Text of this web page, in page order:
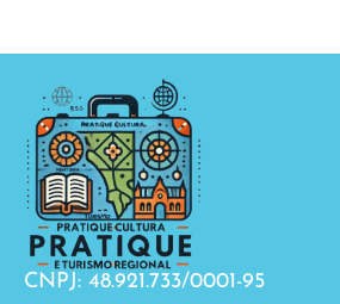
CNPJ: 48.921.733/0001-95